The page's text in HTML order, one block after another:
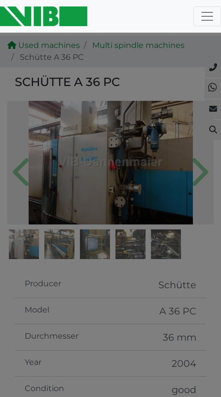
Used machines
Multi spindle machines
Schütte A 36 PC
SCHÜTTE A 36 PC
Previous Next
Producer Schütte
Model A 36 PC
Durchmesser 36 mm
Year 2004
Condition good